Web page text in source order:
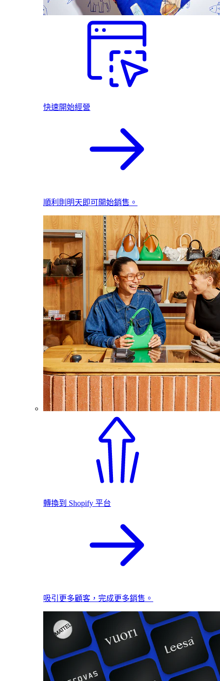
快速開始經營
順利則明天即可開始銷售。
轉換到 Shopify 平台
吸引更多顧客，完成更多銷售。